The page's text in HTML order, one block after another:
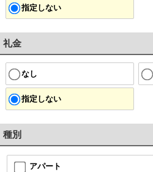
指定しない
礼金
なし
指定しない
種別
アパート